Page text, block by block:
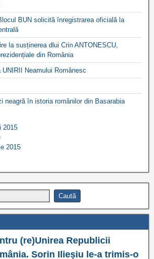
BUN solicită înregistrarea oficială la
la susținerea dlui Crin ANTONESCU,
din România
Neamului Românesc
neagră în istoria românilor din Basarabia
2015
2015
(re)Unirea Republicii
Sorin Ilieșiu le-a trimis-o